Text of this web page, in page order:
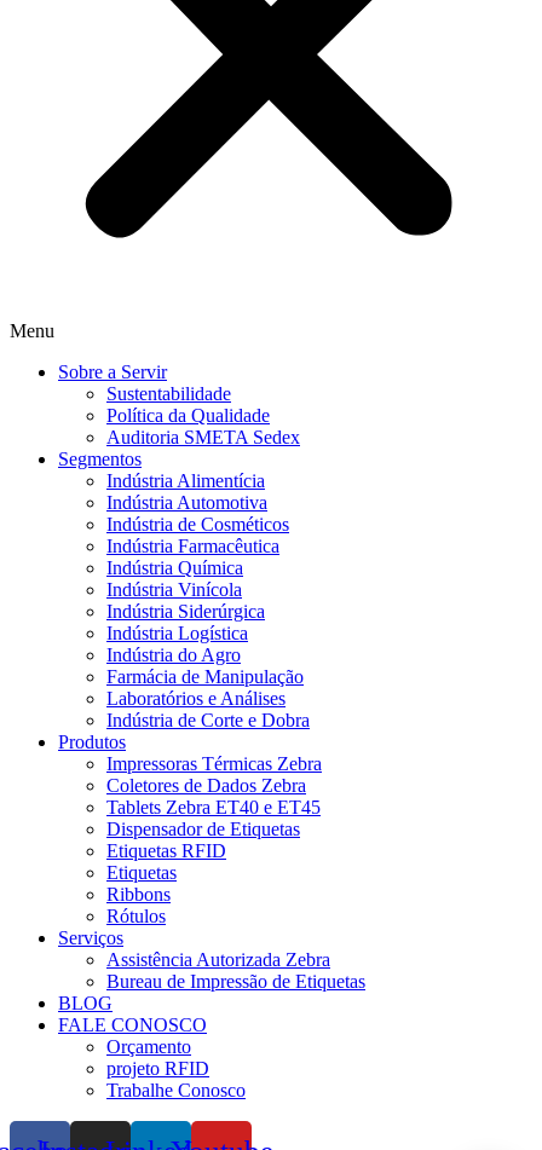
Menu
Sobre a Servir
Sustentabilidade
Política da Qualidade
Auditoria SMETA Sedex
Segmentos
Indústria Alimentícia
Indústria Automotiva
Indústria de Cosméticos
Indústria Farmacêutica
Indústria Química
Indústria Vinícola
Indústria Siderúrgica
Indústria Logística
Indústria do Agro
Farmácia de Manipulação
Laboratórios e Análises
Indústria de Corte e Dobra
Produtos
Impressoras Térmicas Zebra
Coletores de Dados Zebra
Tablets Zebra ET40 e ET45
Dispensador de Etiquetas
Etiquetas RFID
Etiquetas
Ribbons
Rótulos
Serviços
Assistência Autorizada Zebra
Bureau de Impressão de Etiquetas
BLOG
FALE CONOSCO
Orçamento
projeto RFID
Trabalhe Conosco